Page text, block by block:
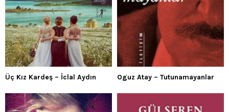
Üç Kız Kardeş – İclal Aydın Oguz Atay – Tutunamayanlar